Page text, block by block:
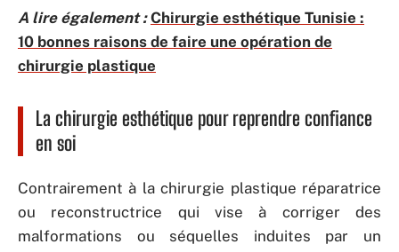
A lire également : Chirurgie esthétique Tunisie :
10 bonnes raisons de faire une opération de
chirurgie plastique
La chirurgie esthétique pour reprendre confiance
en soi
Contrairement à la chirurgie plastique réparatrice
ou reconstructrice qui vise à corriger des
malformations ou séquelles induites par un